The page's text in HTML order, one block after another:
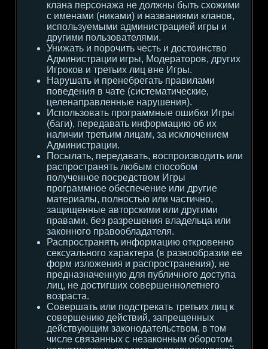
клана персонажа не должны быть схожими
с именами (никами) и названиями кланов,
используемыми администрацией игры и
другими пользователями.
Унижать и порочить честь и достоинство
Администрации игры, Модераторов, других
Игроков и третьих лиц вне Игры.
Нарушать и пренебрегать правилами
поведения в чате (систематические,
целенаправленные нарушения).
Использовать программные ошибки Игры
(баги), передавать информацию об их
наличии третьим лицам, за исключением
Администрации.
Посылать, передавать, воспроизводить или
распространять любым способом
полученное посредством Игры
программное обеспечение или другие
материалы, полностью или частично,
защищенные авторскими или другими
правами, без разрешения владельца или
законного правообладателя.
Распространять информацию откровенно
сексуального характера (в разнообразии ее
форм изложения и распространения), не
предназначенную для публичного доступа
лиц, не достигших совершеннолетнего
возраста.
Совершать или подстрекать третьих лиц к
совершению действий, запрещенных
действующим законодательством, в том
числе связанных с незаконным оборотом